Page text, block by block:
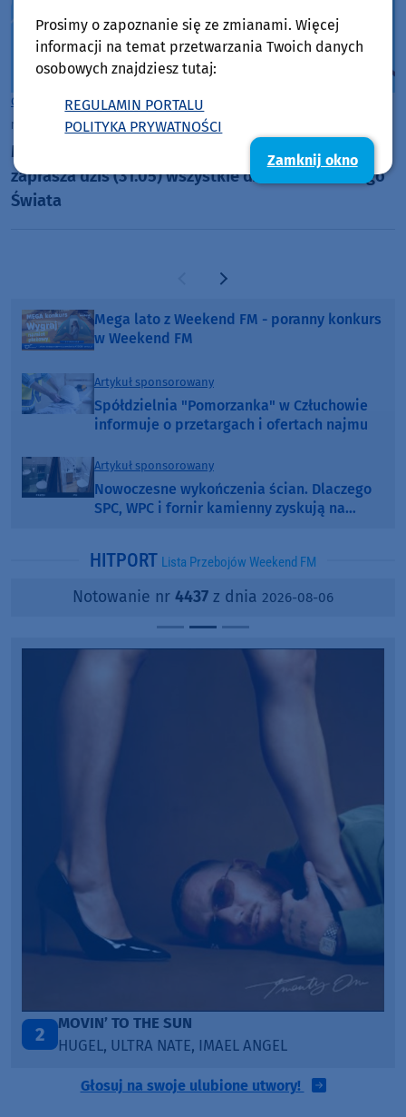
Gmina Więcbork
niedziela, 31 maja 2026, 08:28
Miejsko-Gminny Ośrodek Kultury w Więcborku
zaprasza dziś (31.05) wszystkie dzieci do Wodnego
Świata
Poprzednia strona
Następna strona
Mega lato z Weekend FM - poranny konkurs
w Weekend FM
Artykuł sponsorowany
Spółdzielnia "Pomorzanka" w Człuchowie
informuje o przetargach i ofertach najmu
Artykuł sponsorowany
Nowoczesne wykończenia ścian. Dlaczego
SPC, WPC i fornir kamienny zyskują na
HITPORT Lista Przebojów Weekend FM
Notowanie nr 4437 z dnia 2026-08-06
3
ITEPE ITEDE
SANAH
Głosuj na swoje ulubione utwory!
Prosimy o zapoznanie się ze zmianami. Więcej
informacji na temat przetwarzania Twoich danych
osobowych znajdziesz tutaj:
REGULAMIN PORTALU
POLITYKA PRYWATNOŚCI
Zamknij okno